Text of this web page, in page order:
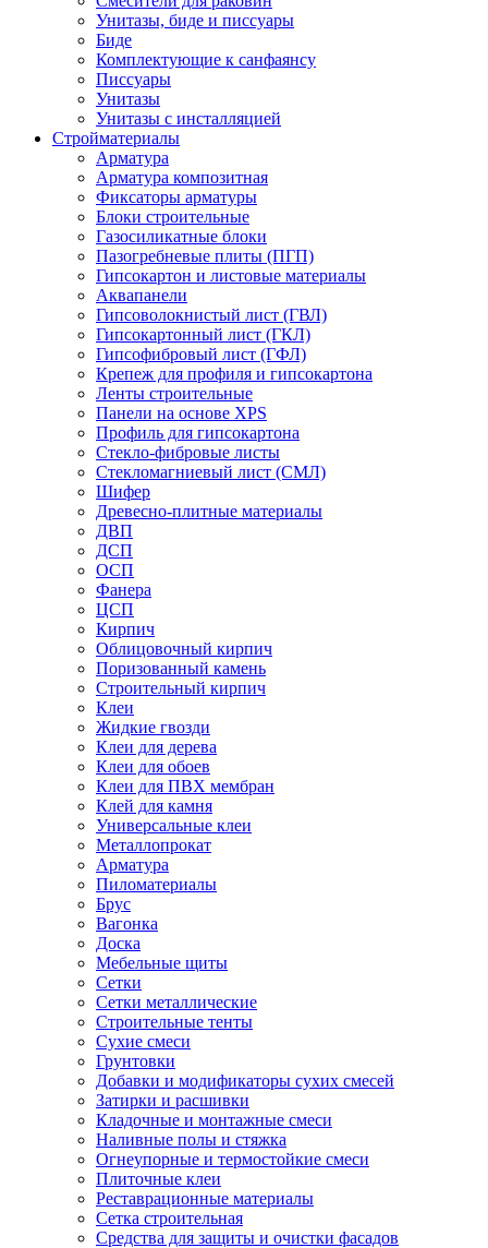
Унитазы, биде и писсуары
Биде
Комплектующие к санфаянсу
Писсуары
Унитазы
Унитазы с инсталляцией
Стройматериалы
Арматура
Арматура композитная
Фиксаторы арматуры
Блоки строительные
Газосиликатные блоки
Пазогребневые плиты (ПГП)
Гипсокартон и листовые материалы
Аквапанели
Гипсоволокнистый лист (ГВЛ)
Гипсокартонный лист (ГКЛ)
Гипсофибровый лист (ГФЛ)
Крепеж для профиля и гипсокартона
Ленты строительные
Панели на основе XPS
Профиль для гипсокартона
Стекло-фибровые листы
Стекломагниевый лист (СМЛ)
Шифер
Древесно-плитные материалы
ДВП
ДСП
ОСП
Фанера
ЦСП
Кирпич
Облицовочный кирпич
Поризованный камень
Строительный кирпич
Клеи
Жидкие гвозди
Клеи для дерева
Клеи для обоев
Клеи для ПВХ мембран
Клей для камня
Универсальные клеи
Металлопрокат
Арматура
Пиломатериалы
Брус
Вагонка
Доска
Мебельные щиты
Сетки
Сетки металлические
Строительные тенты
Сухие смеси
Грунтовки
Добавки и модификаторы сухих смесей
Затирки и расшивки
Кладочные и монтажные смеси
Наливные полы и стяжка
Огнеупорные и термостойкие смеси
Плиточные клеи
Реставрационные материалы
Сетка строительная
Средства для защиты и очистки фасадов